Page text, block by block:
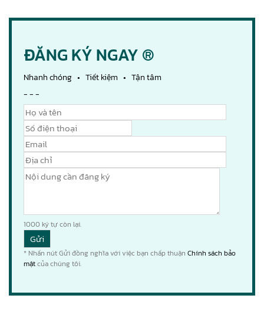
ĐĂNG KÝ NGAY ®
Nhanh chóng • Tiết kiệm • Tận tâm
- - -
1000 ký tự còn lại.
* Nhấn nút Gửi đồng nghĩa với việc bạn chấp thuận Chính sách bảo
mậtcủa chúng tôi.